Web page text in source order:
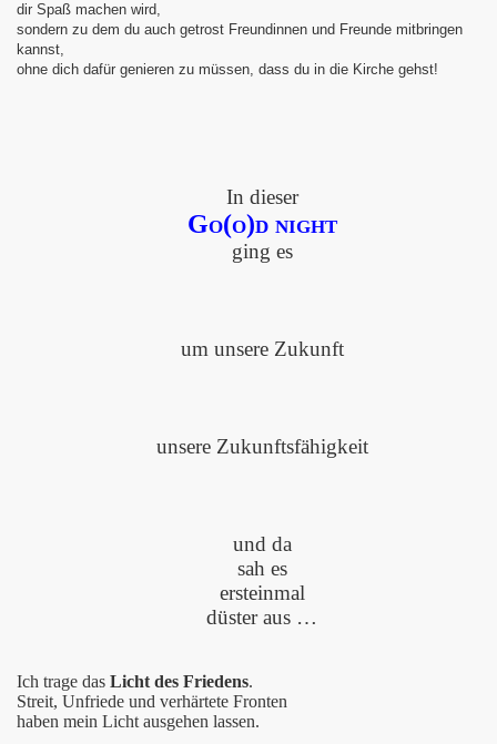
dir Spaß machen wird,
sondern zu dem du auch getrost Freundinnen und Freunde mitbringen
kannst,
ohne dich dafür genieren zu müssen, dass du in die Kirche gehst!
In dieser
Go(o)d night
ging es
um unsere Zukunft
unsere Zukunftsfähigkeit
und da
sah es
ersteinmal
düster aus …
Ich trage das Licht des Friedens.
Streit, Unfriede und verhärtete Fronten
haben mein Licht ausgehen lassen.
- Ostermontag 2018